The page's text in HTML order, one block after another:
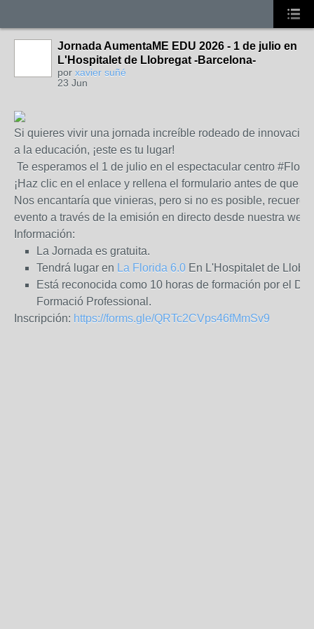
Jornada AumentaME EDU 2026 - 1 de julio en
L'Hospitalet de Llobregat -Barcelona-
por xavier suñé
23 Jun
Si quieres vivir una jornada increíble rodeado de
a la educación, ¡este es tu lugar!
Te esperamos el 1 de julio en el espectacular centro
¡Haz clic en el enlace y rellena el formulario antes de que
Nos encantaría que vinieras, pero si no es posible,
evento a través de la emisión en directo desde nuestra web:
Información:
La Jornada es gratuita.
Tendrá lugar en La Florida 6.0 En L'Hospitalet de
Está reconocida como 10 horas de formación por el
Formació Professional.
Inscripción: https://forms.gle/QRTc2CVps46fMmSv9